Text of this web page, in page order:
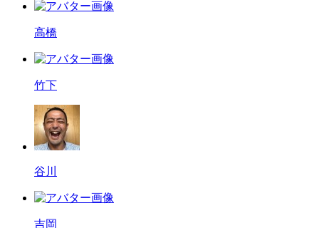
高橋
竹下
谷川
吉岡